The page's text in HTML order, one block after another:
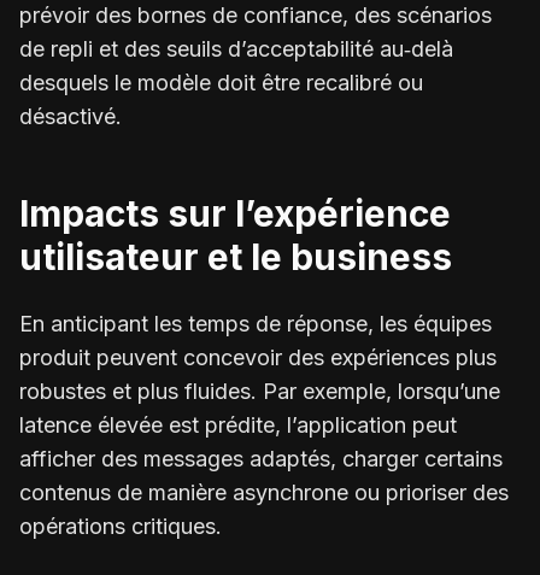
prévoir des bornes de confiance, des scénarios
de repli et des seuils d’acceptabilité au‑delà
desquels le modèle doit être recalibré ou
désactivé.
Impacts sur l’expérience
utilisateur et le business
En anticipant les temps de réponse, les équipes
produit peuvent concevoir des expériences plus
robustes et plus fluides. Par exemple, lorsqu’une
latence élevée est prédite, l’application peut
afficher des messages adaptés, charger certains
contenus de manière asynchrone ou prioriser des
opérations critiques.